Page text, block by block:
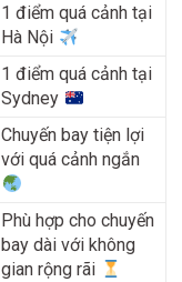
1 điểm quá cảnh tại
Hà Nội
1 điểm quá cảnh tại
Sydney
Chuyến bay tiện lợi
với quá cảnh ngắn
Phù hợp cho chuyến
bay dài với không
gian rộng rãi